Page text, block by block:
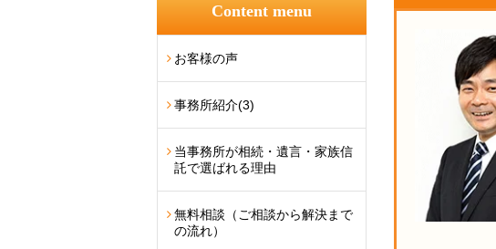
Content menu
お客様の声
事務所紹介(3)
当事務所が相続・遺言・家族信
託で選ばれる理由
無料相談（ご相談から解決まで
の流れ）